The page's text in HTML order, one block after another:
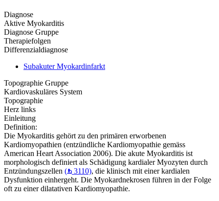
Diagnose
Aktive Myokarditis
Diagnose Gruppe
Therapiefolgen
Differenzialdiagnose
Subakuter Myokardinfarkt
Topographie Gruppe
Kardiovaskuläres System
Topographie
Herz links
Einleitung
Definition:
Die Myokarditis gehört zu den primären erworbenen
Kardiomyopathien (entzündliche Kardiomyopathie gemäss
American Heart Association 2006). Die akute Myokarditis ist
morphologisch definiert als Schädigung kardialer Myozyten durch
Entzündungszellen ( 3110), die klinisch mit einer kardialen
Dysfunktion einhergeht. Die Myokardnekrosen führen in der Folge
oft zu einer dilatativen Kardiomyopathie.